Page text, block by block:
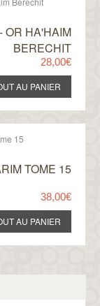
OR HA'HAIM
BERECHIT
28,00€
TOME 15
38,00€